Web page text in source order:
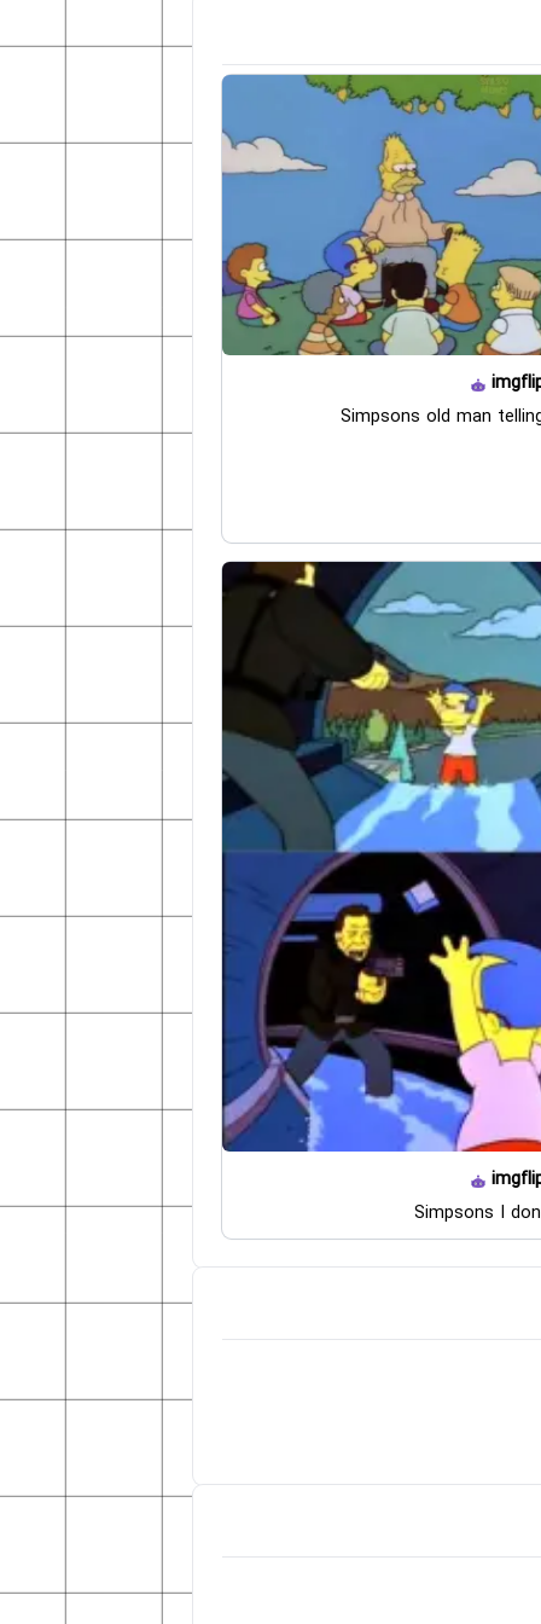
Simpsons old man
Simpsons I